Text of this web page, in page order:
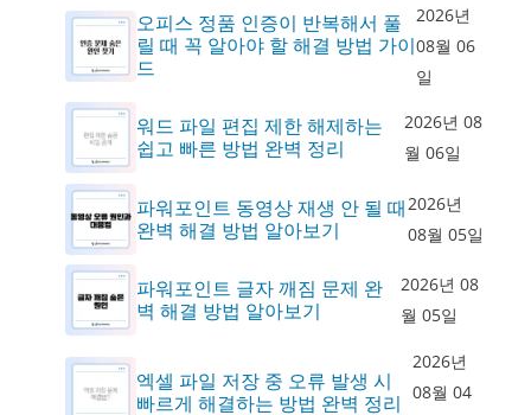
오피스 정품 인증이 반복해서 풀
릴 때 꼭 알아야 할 해결 방법 가이
드
2026년
08월 06
일
워드 파일 편집 제한 해제하는
쉽고 빠른 방법 완벽 정리
2026년 08
월 06일
파워포인트 동영상 재생 안 될 때
완벽 해결 방법 알아보기
2026년
08월 05일
파워포인트 글자 깨짐 문제 완
벽 해결 방법 알아보기
2026년 08
월 05일
엑셀 파일 저장 중 오류 발생 시
빠르게 해결하는 방법 완벽 정리
2026년
08월 04